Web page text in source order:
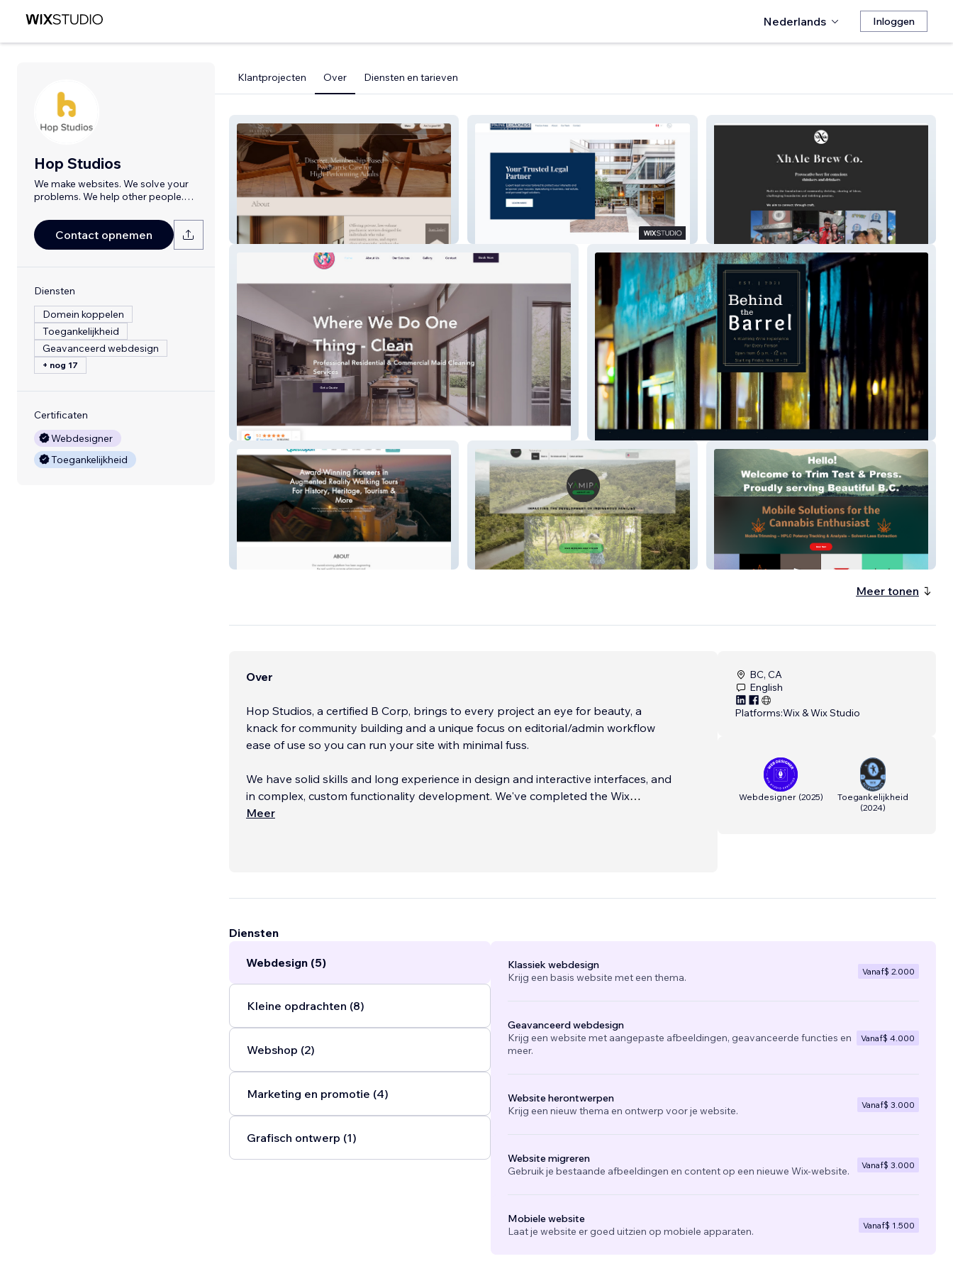
Nederlands Inloggen
Hop Studios
We make websites. We solve your
problems. We help other people.
Contact opnemen
Diensten
Domein koppelen
Toegankelijkheid
Geavanceerd webdesign
+ nog 17
Certificaten
Webdesigner
Toegankelijkheid
Klantprojecten Over Diensten en tarieven
Selective Psychiatry Xhale Brew Co
You Have It Maid Behind the Barrel
Deselles Costa Rica
Meer tonen
Over
Hop Studios, a certified B Corp, brings to every project an eye for beauty, a
knack for community building and a unique focus on editorial/admin workflow
ease of use so you can run your site with minimal fuss.
We have solid skills and long experience in design and interactive interfaces, and
in complex, custom functionality development. We've completed the Wix
Accessibility and Web Designer certification.
Meer
BC, CA
English
Platforms:Wix & Wix Studio
Webdesigner(2025)
Toegankelijkheid
(2024)
Diensten
Webdesign (5)
Kleine opdrachten (8)
Webshop (2)
Marketing en promotie (4)
Grafisch ontwerp (1)
Klassiek webdesign
Krijg een basis website met een thema.
Vanaf$ 2.000
Geavanceerd webdesign
Krijg een website met aangepaste afbeeldingen, geavanceerde functies en
meer.
Vanaf$ 4.000
Website herontwerpen
Krijg een nieuw thema en ontwerp voor je website.
Vanaf$ 3.000
Website migreren
Gebruik je bestaande afbeeldingen en content op een nieuwe Wix-website.
Vanaf$ 3.000
Mobiele website
Laat je website er goed uitzien op mobiele apparaten.
Vanaf$ 1.500